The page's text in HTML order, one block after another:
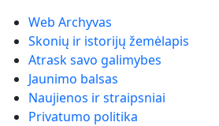
Web Archyvas
Skonių ir istorijų žemėlapis
Atrask savo galimybes
Jaunimo balsas
Naujienos ir straipsniai
Privatumo politika